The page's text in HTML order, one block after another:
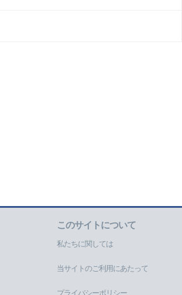
このサイトについて
私たちに関しては
当サイトのご利用にあたって
プライバシーポリシー